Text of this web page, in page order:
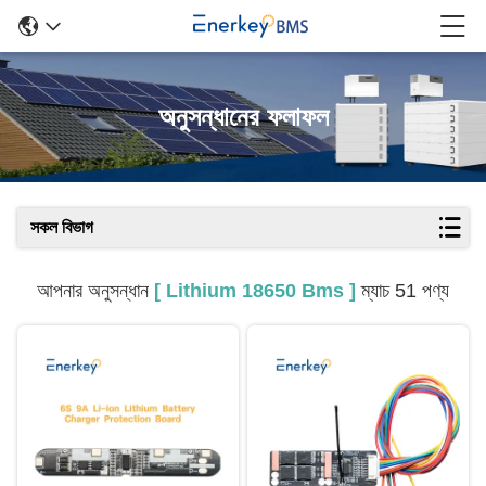
অনুসন্ধানের ফলাফল
সকল বিভাগ
আপনার অনুসন্ধান [ Lithium 18650 Bms ] ম্যাচ 51 পণ্য